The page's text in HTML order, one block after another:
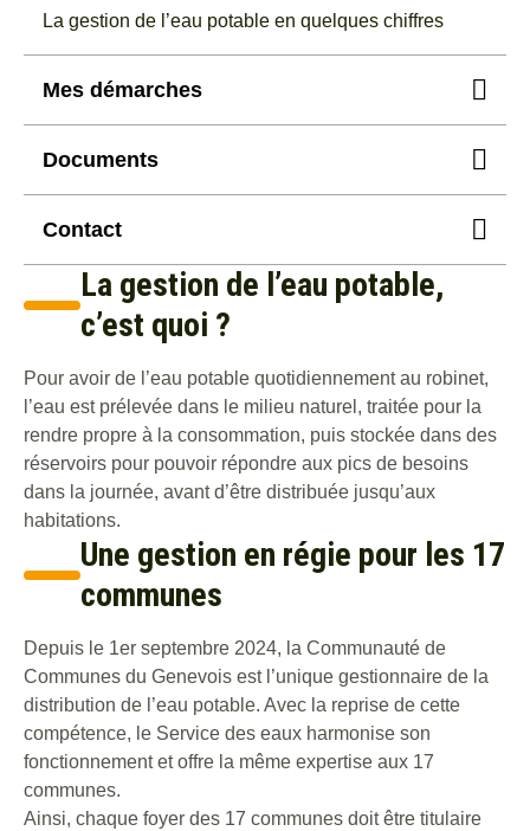
La gestion de l’eau potable en quelques chiffres
Mes démarches
Mon contrat et mes factures d'eau
Vous faites construire - Demander un
raccordement
Documents
Reglement service eau potable.pdf
pdf - 0.73 Mo
RPQS Service des eaux 2024.pdf
Contact
Service des eaux
04 50 95 99 60
Du lundi au jeudi de 9h à 12h et de 14h à 17h
Le vendredi de 9h à 12h et de 14h à 16h30
Astreinte urgence 24h/24 et 7j/7 en cas
d'obstruction, casse ou de fuite sur le domaine
public
Nous écrire
La gestion de l’eau potable,
c’est quoi ?
Pour avoir de l’eau potable quotidiennement au robinet,
l’eau est prélevée dans le milieu naturel, traitée pour la
rendre propre à la consommation, puis stockée dans des
réservoirs pour pouvoir répondre aux pics de besoins
dans la journée, avant d’être distribuée jusqu’aux
habitations.
Une gestion en régie pour les 17
communes
Depuis le 1er septembre 2024, la Communauté de
Communes du Genevois est l’unique gestionnaire de la
distribution de l’eau potable. Avec la reprise de cette
compétence, le Service des eaux harmonise son
fonctionnement et offre la même expertise aux 17
communes.
Ainsi, chaque foyer des 17 communes doit être titulaire